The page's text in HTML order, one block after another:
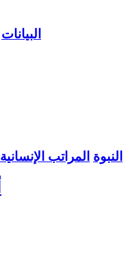
البيانات
النبوة المراتب الإنسانية